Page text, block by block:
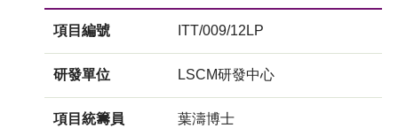
項目編號 ITT/009/12LP
研發單位 LSCM研發中心
項目統籌員 葉濤博士